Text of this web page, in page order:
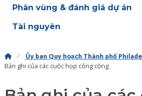
Phân vùng & đánh giá dự án
Tài nguyên
Ủy ban Quy hoạch Thành phố
Bản ghi của các cuộc họp công cộng